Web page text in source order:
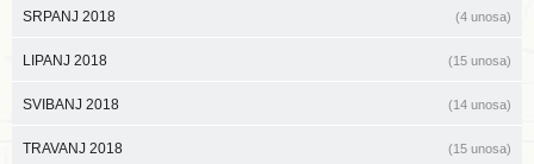
SRPANJ 2018 (4 unosa)
LIPANJ 2018 (15 unosa)
SVIBANJ 2018 (14 unosa)
TRAVANJ 2018 (15 unosa)